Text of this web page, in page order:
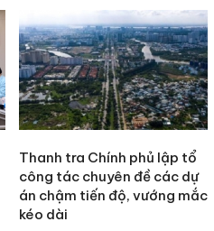
Thanh tra Chính phủ lập tổ
công tác chuyên đề các dự
án chậm tiến độ, vướng mắc
kéo dài